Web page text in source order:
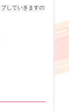
していきますの